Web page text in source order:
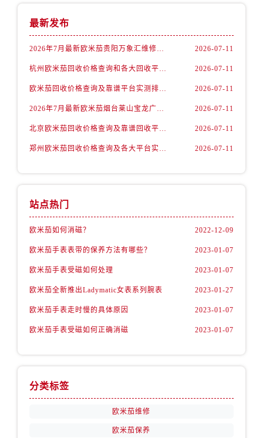
山西省太原市迎泽区迎泽街道解放路15号亨得利名表维修授权店3楼欧米茄售后服务中心（需提前预约）
最新发布
2026年7月最新欧米茄贵阳万象汇维修保养服务电话 2026-07-11
杭州欧米茄回收价格查询和各大回收平台实测排行（2026年7月最新数据） 2026-07-11
欧米茄回收价格查询及靠谱平台实测排行(2026年7月最新) 2026-07-11
2026年7月最新欧米茄烟台莱山宝龙广场维修保养服务电话 2026-07-11
北京欧米茄回收价格查询及靠谱回收平台实测排行（2026年7月最新数据） 2026-07-11
郑州欧米茄回收价格查询及各大平台实测排行(2026年7月最新数据) 2026-07-11
站点热门
欧米茄如何消磁？ 2022-12-09
欧米茄手表表带的保养方法有哪些？ 2023-01-07
欧米茄手表受磁如何处理 2023-01-07
欧米茄全新推出Ladymatic女表系列腕表 2023-01-27
欧米茄手表走时慢的具体原因 2023-01-07
欧米茄手表受磁如何正确消磁 2023-01-07
分类标签
欧米茄维修
欧米茄保养